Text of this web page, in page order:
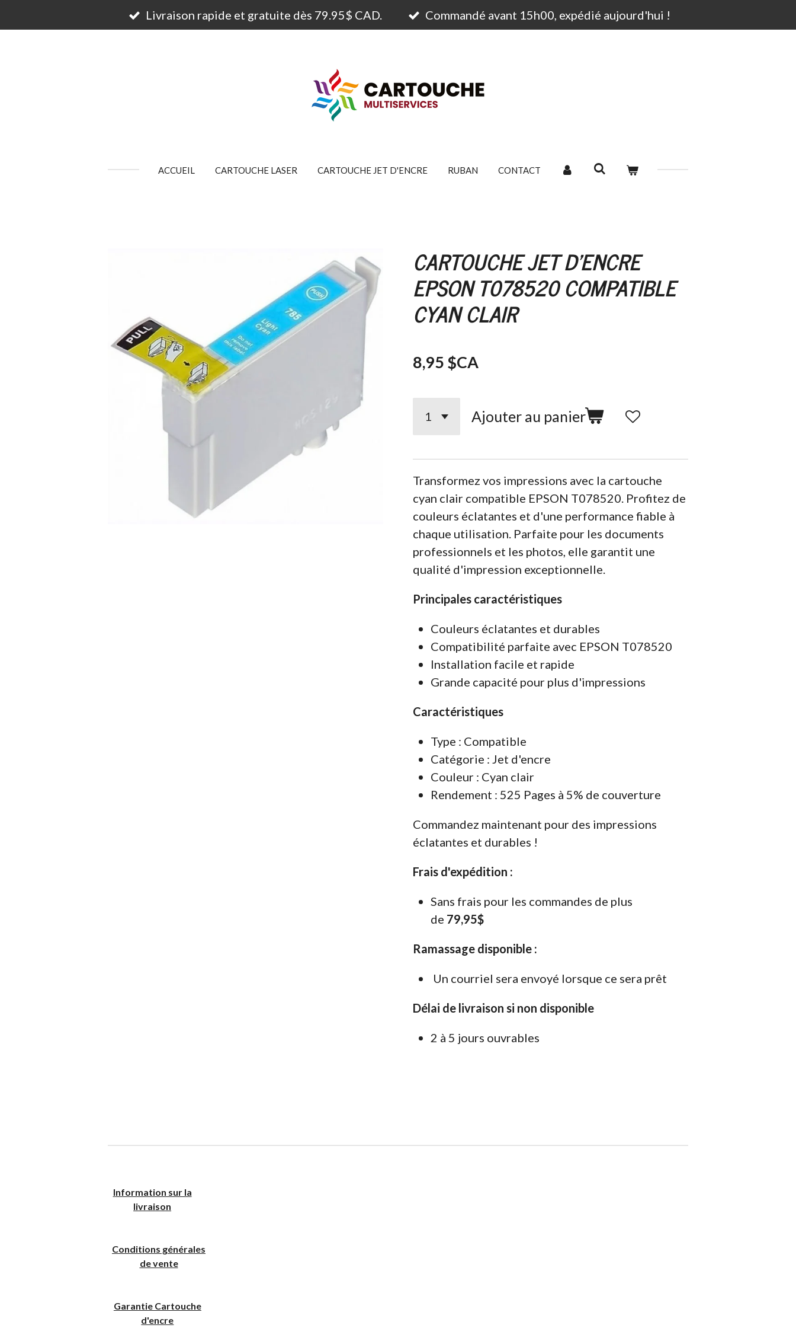
au
Livraison rapide et gratuite dès 79.95$ CAD. Commandé avant 15h00, expédié aujourd'hui !
ACCUEIL CARTOUCHE LASER CARTOUCHE JET D'ENCRE RUBAN CONTACT
CARTOUCHE JET D'ENCRE
EPSON T078520 COMPATIBLE
CYAN CLAIR
8,95 $CA
Ajouter au panier
Transformez vos impressions avec la cartouche
cyan clair compatible EPSON T078520. Profitez de
couleurs éclatantes et d'une performance fiable à
chaque utilisation. Parfaite pour les documents
professionnels et les photos, elle garantit une
qualité d'impression exceptionnelle.
Principales caractéristiques
Couleurs éclatantes et durables
Compatibilité parfaite avec EPSON T078520
Installation facile et rapide
Grande capacité pour plus d'impressions
Caractéristiques
Type : Compatible
Catégorie : Jet d'encre
Couleur : Cyan clair
Rendement : 525 Pages à 5% de couverture
Commandez maintenant pour des impressions
éclatantes et durables !
Frais d'expédition :
Sans frais pour les commandes de plus
de 79,95$
Ramassage disponible :
Un courriel sera envoyé lorsque ce sera prêt
Délai de livraison si non disponible
2 à 5 jours ouvrables
Information sur la
livraison
Conditions générales
de vente
Garantie Cartouche
d'encre